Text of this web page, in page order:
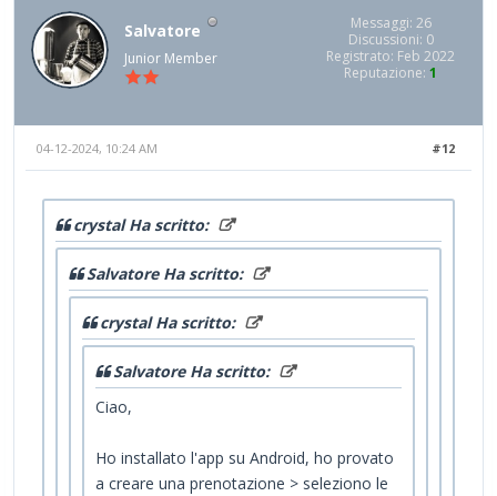
Salvatore
Junior Member
Messaggi: 26
Discussioni: 0
Registrato: Feb 2022
Reputazione: 1
#12
04-12-2024, 10:24 AM
crystal Ha scritto:
Salvatore Ha scritto:
crystal Ha scritto:
Salvatore Ha scritto:
Ciao,
Ho installato l'app su Android, ho provato
a creare una prenotazione > seleziono le